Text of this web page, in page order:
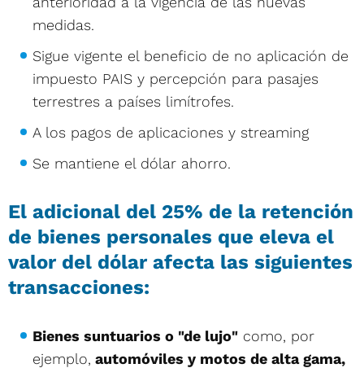
medidas.
Sigue vigente el beneficio de no aplicación de
impuesto PAIS y percepción para pasajes
terrestres a países limítrofes.
A los pagos de aplicaciones y streaming
Se mantiene el dólar ahorro.
El adicional del 25% de la retención
de bienes personales que eleva el
valor del dólar afecta las siguientes
transacciones:
Bienes suntuarios o "de lujo" como, por
ejemplo, automóviles y motos de alta gama,